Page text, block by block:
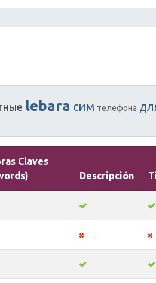
lebara сим телефона
Claves
Descripción